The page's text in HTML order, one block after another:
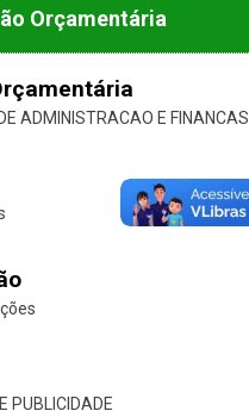
Orçamentária
ADMINISTRACAO E FINANCAS
PUBLICIDADE